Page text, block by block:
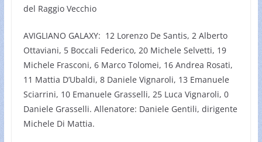
del Raggio Vecchio
AVIGLIANO GALAXY: 12 Lorenzo De Santis, 2 Alberto
Ottaviani, 5 Boccali Federico, 20 Michele Selvetti, 19
Michele Frasconi, 6 Marco Tolomei, 16 Andrea Rosati,
11 Mattia D’Ubaldi, 8 Daniele Vignaroli, 13 Emanuele
Sciarrini, 10 Emanuele Grasselli, 25 Luca Vignaroli, 0
Daniele Grasselli. Allenatore: Daniele Gentili, dirigente
Michele Di Mattia.